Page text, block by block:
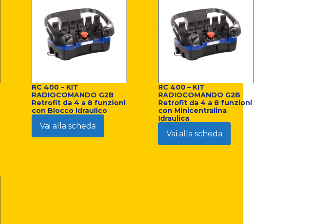
RC 400 – KIT
RADIOCOMANDO G2B
Retrofit da 4 a 8 funzioni
con Blocco Idraulico
Vai alla scheda
RC 400 – KIT
RADIOCOMANDO G2B
Retrofit da 4 a 8 funzioni
con Minicentralina
Idraulica
Vai alla scheda